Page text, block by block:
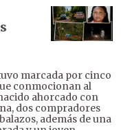
marcada por cinco
conmocionan al
ahorcado con
dos compradores
además de una